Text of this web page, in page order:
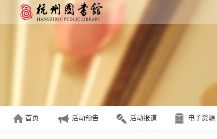
首页 活动预告 活动报道 电子资源